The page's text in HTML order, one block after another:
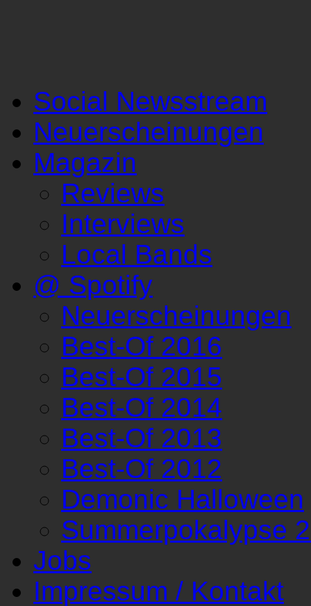
Social Newsstream
Neuerscheinungen
Magazin
Reviews
Interviews
Local Bands
@ Spotify
Neuerscheinungen
Best-Of 2016
Best-Of 2015
Best-Of 2014
Best-Of 2013
Best-Of 2012
Demonic Halloween
Summerpokalypse
Jobs
Impressum / Kontakt